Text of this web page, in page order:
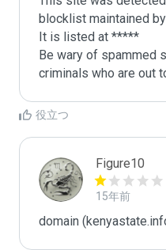
blocklist maintained
It is listed at *****
Be wary of spammed
criminals who are out
役立つ
Figure10
15年前
domain